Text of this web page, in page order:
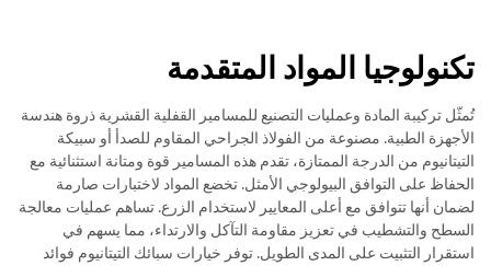
تكنولوجيا المواد المتقدمة
تُمثّل تركيبة المادة وعمليات التصنيع للمسامير القفلية القشرية ذروة هندسة
الأجهزة الطبية. مصنوعة من الفولاذ الجراحي المقاوم للصدأ أو سبيكة
التيتانيوم من الدرجة الممتازة، تقدم هذه المسامير قوة ومتانة استثنائية مع
الحفاظ على التوافق البيولوجي الأمثل. تخضع المواد لاختبارات صارمة
لضمان أنها تتوافق مع أعلى المعايير لاستخدام الزرع. تساهم عمليات معالجة
السطح والتشطيب في تعزيز مقاومة التآكل والارتداء، مما يسهم في
استقرار التثبيت على المدى الطويل. توفر خيارات سبائك التيتانيوم فوائد